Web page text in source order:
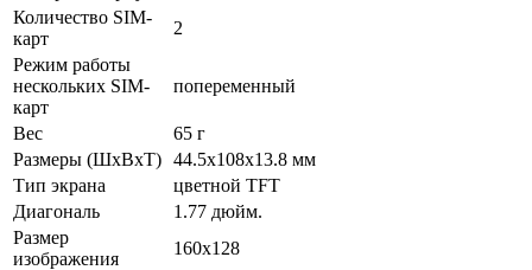
Количество SIM-
карт
2
Режим работы
нескольких SIM-
карт
попеременный
Вес
65 г
Размеры (ШxВxТ) 44.5x108x13.8 мм
Тип экрана
цветной TFT
Диагональ
1.77 дюйм.
Размер
изображения
160x128